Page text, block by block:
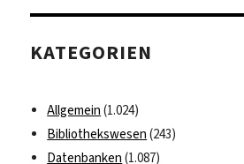
KATEGORIEN
Allgemein (1.024)
Bibliothekswesen (243)
Datenbanken (1.087)